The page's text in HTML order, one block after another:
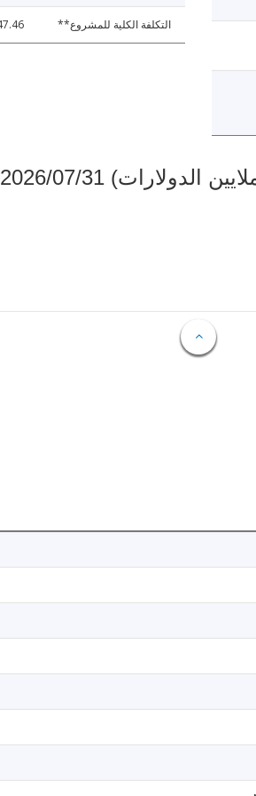
التكلفة الكلية للمشروع**
2026/07/31